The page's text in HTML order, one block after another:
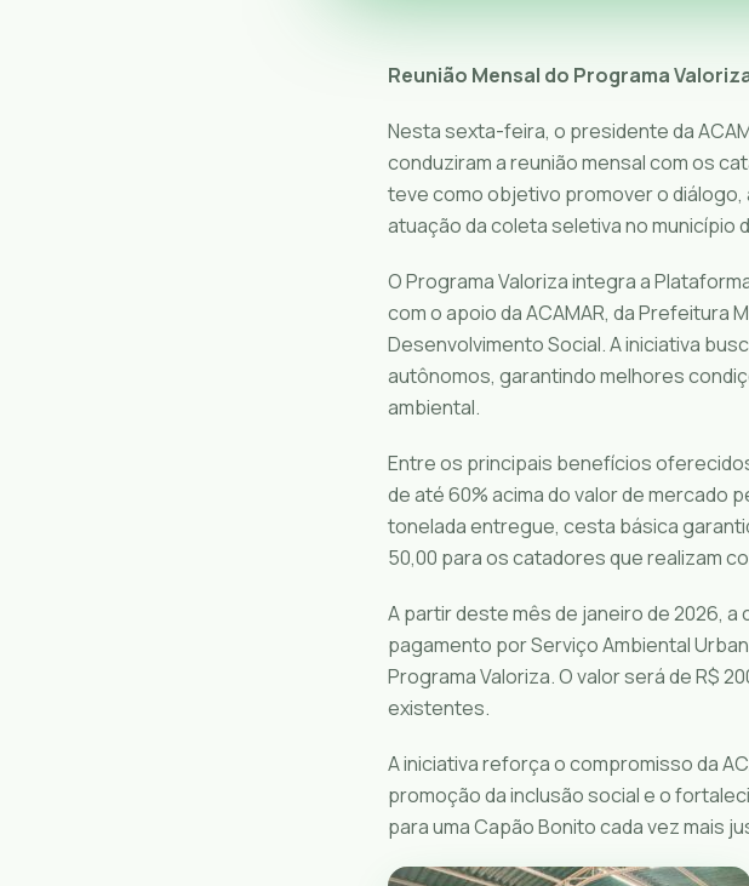
Reunião Mensal do Programa
Nesta sexta-feira, o presidente da
conduziram a reunião mensal com os
teve como objetivo promover o
atuação da coleta seletiva no município
O Programa Valoriza integra a
com o apoio da ACAMAR, da Prefeitura
Desenvolvimento Social. A iniciativa
autônomos, garantindo melhores
ambiental.
Entre os principais benefícios
de até 60% acima do valor de mercado
tonelada entregue, cesta básica
50,00 para os catadores que realizam
A partir deste mês de janeiro de 2026,
pagamento por Serviço Ambiental
Programa Valoriza. O valor será de R$
existentes.
A iniciativa reforça o compromisso da
promoção da inclusão social e o
para uma Capão Bonito cada vez mais